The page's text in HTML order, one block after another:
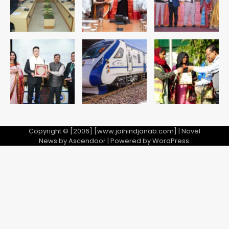
Shaheen Bagh News: बारिश के बाद
शाहीन बाग में जलभराव और गड्ढे, सीवर काम से
लोग परेशान
Avinash Kumar
Copyright © [2006] [www.jaihindjanab.com] | Novel
News byAscendoor| Powered byWordPress.